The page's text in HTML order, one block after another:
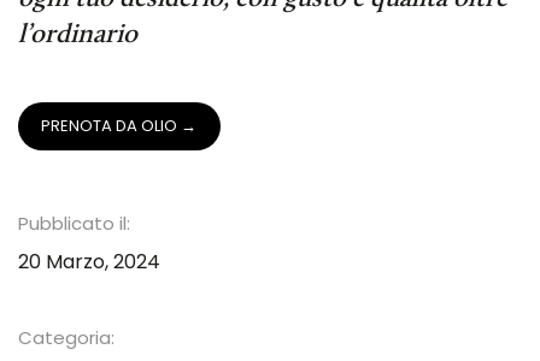
l’ordinario
PRENOTA DA OLIO →
Pubblicato il:
20 Marzo, 2024
Categoria: